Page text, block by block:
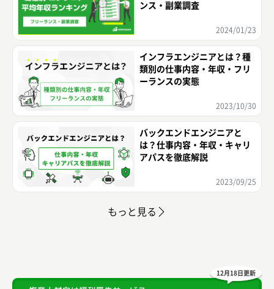
ンス・副業調査
2024/01/23
インフラエンジニアとは？種
類別の仕事内容・年収・フリ
ーランスの実態
2023/10/30
バックエンドエンジニアと
は？仕事内容・年収・キャリ
アパスを徹底解説
2023/09/25
もっと見る
12月18日更新